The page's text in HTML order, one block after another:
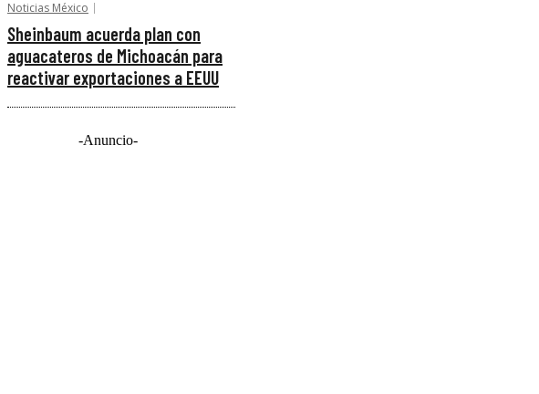
Noticias México
Sheinbaum acuerda plan con
aguacateros de Michoacán para
reactivar exportaciones a EEUU
-Anuncio-